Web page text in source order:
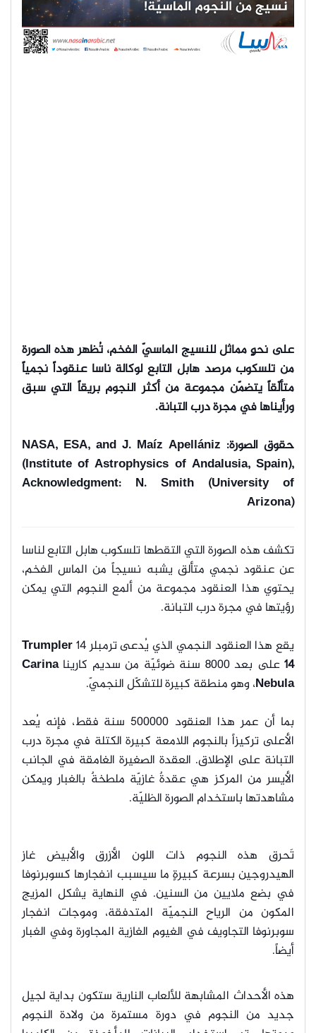
على نحوٍ مماثل للنسيج الماسيّ الفخم، تُظهر هذه الصورة
من تلسكوب مرصد هابل التابع لوكالة ناسا عنقوداً نجمياً
متألّقاً يتضمّن مجموعة من أكثر النجوم بريقاً التي سبق
ورأيناها في مجرة درب التبانة.
حقوق الصورة: NASA, ESA, and J. Maíz Apellániz
(Institute of Astrophysics of Andalusia, Spain),
Acknowledgment: N. Smith (University of
Arizona)
تكشف هذه الصورة التي التقطها تلسكوب هابل التابع لناسا
عن عنقود نجمي متألق يشبه نسيجاً من الماس الفخم،
يحتوي هذا العنقود مجموعة من ألمع النجوم التي يمكن
رؤيتها في مجرة درب التبانة.
يقع هذا العنقود النجمي الذي يُدعى ترمبلر 14
Trumpler
14على بعد 8000 سنة ضوئيّة من سديم كارينا
Carina
Nebula، وهو منطقة كبيرة للتشكّل النجميّ.
بما أن عمر هذا العنقود 500000 سنة فقط، فإنه يُعد
الأعلى تركيزاً بالنجوم اللامعة كبيرة الكتلة في مجرة درب
التبانة على الإطلاق. العقدة الصغيرة الغامقة في الجانب
الأيسر من المركز هي عقدةٌ غازيّة ملطخةٌ بالغبار ويمكن
مشاهدتها باستخدام الصورة الظليّة.
تَحرق هذه النجوم ذات اللون الأزرق والأبيض غاز
الهيدروجين بسرعة كبيرةٍ ما سيسبب انفجارها كسوبرنوفا
في بضع ملايين من السنين. في النهاية يشكل المزيج
المكون من الرياح النجميّة المتدفقة، وموجات انفجار
سوبرنوفا التجاويف في الغيوم الغازية المجاورة وفي الغبار
أيضاً.
هذه الأحداث المشابهة للألعاب النارية ستكون بداية لجيل
جديد من النجوم في دورة مستمرة من ولادة النجوم